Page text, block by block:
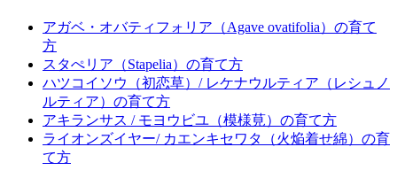
アガベ・オバティフォリア（Agave ovatifolia）の育て
方
スタぺリア（Stapelia）の育て方
ハツコイソウ（初恋草）/ レケナウルティア（レシュノ
ルティア）の育て方
アキランサス / モヨウビユ（模様莧）の育て方
ライオンズイヤー/ カエンキセワタ（火焔着せ綿）の育
て方